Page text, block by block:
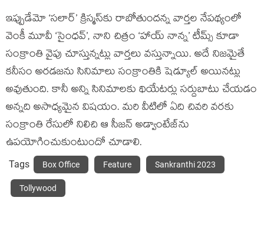
ఇప్పుడేమో ‘సలార్’ క్రిస్మస్‌కు రాబోతుందన్న వార్తల నేపథ్యంలో
వెంకీ మూవీ ‘సైంధవ్’, నాని చిత్రం ‘హాయ్ నాన్న’ టీమ్స్ కూడా
సంక్రాంతి వైపు చూస్తున్నట్లు వార్తలు వస్తున్నాయి. అదే నిజమైతే
కనీసం అరడజను సినిమాలు సంక్రాంతికి షెడ్యూల్ అయినట్లు
అవుతుంది. కానీ అన్ని సినిమాలకు థియేటర్లు సర్దుబాటు చేయడం
అన్నది అసాధ్యమైన విషయం. మరి వీటిలో ఏది చివరి వరకు
సంక్రాంతి రేసులో నిలిచి ఆ సీజన్ అడ్వాంటేజ్‌ను
ఉపయోగించుకుంటుందో చూడాలి.
Tags Box Office Feature Sankranthi 2023
Tollywood